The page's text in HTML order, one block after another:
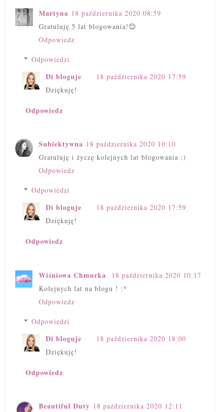
Martyna 18 października 2020 08:59
Gratuluję 5 lat blogowania!😊
Odpowiedz
Odpowiedzi
Di bloguje
18 października 2020 17:59
Dziękuję!
Odpowiedz
Subiektywna 18 października 2020 10:10
Gratuluję i życzę kolejnych lat blogowania :)
Odpowiedz
Odpowiedzi
Di bloguje
18 października 2020 17:59
Dziękuję!
Odpowiedz
Wiśniowa Chmurka
18 października 2020 10:17
Kolejnych lat na blogu ! :*
Odpowiedz
Odpowiedzi
Di bloguje
18 października 2020 18:00
Dziękuję!
Odpowiedz
Beautiful Duty 18 października 2020 12:11